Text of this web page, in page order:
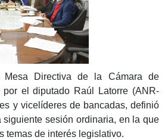
Mesa Directiva de la Cámara de
por el diputado Raúl Latorre (ANR-
y vicelíderes de bancadas, definió
sesión ordinaria, en la que
temas de interés legislativo.